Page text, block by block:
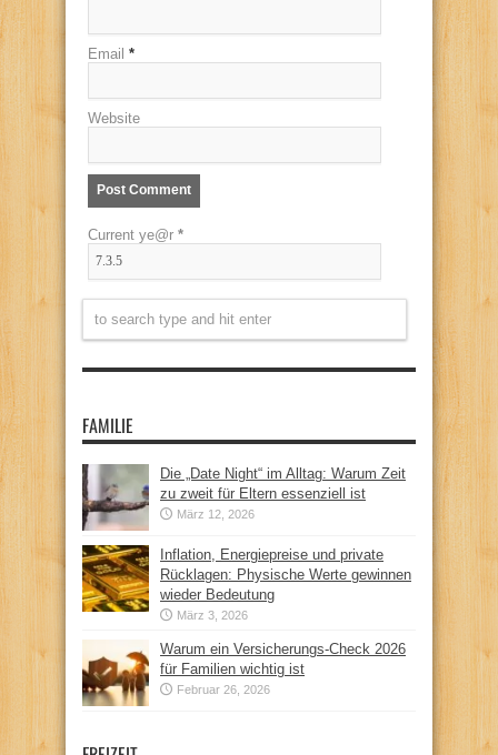
Email *
Website
Current ye@r *
FAMILIE
Die „Date Night“ im Alltag: Warum Zeit
zu zweit für Eltern essenziell ist
März 12, 2026
Inflation, Energiepreise und private
Rücklagen: Physische Werte gewinnen
wieder Bedeutung
März 3, 2026
Warum ein Versicherungs-Check 2026
für Familien wichtig ist
Februar 26, 2026